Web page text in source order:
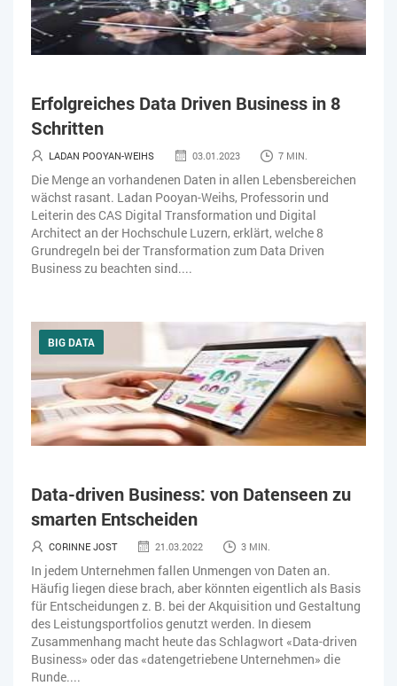
Erfolgreiches Data Driven Business in 8
Schritten
LADAN POOYAN-WEIHS 03.01.2023 7 MIN.
Die Menge an vorhandenen Daten in allen Lebensbereichen
wächst rasant. Ladan Pooyan-Weihs, Professorin und
Leiterin des CAS Digital Transformation und Digital
Architect an der Hochschule Luzern, erklärt, welche 8
Grundregeln bei der Transformation zum Data Driven
Business zu beachten sind....
BIG DATA
Data-driven Business: von Datenseen zu
smarten Entscheiden
CORINNE JOST 21.03.2022 3 MIN.
In jedem Unternehmen fallen Unmengen von Daten an.
Häufig liegen diese brach, aber könnten eigentlich als Basis
für Entscheidungen z. B. bei der Akquisition und Gestaltung
des Leistungsportfolios genutzt werden. In diesem
Zusammenhang macht heute das Schlagwort «Data-driven
Business» oder das «datengetriebene Unternehmen» die
Runde....